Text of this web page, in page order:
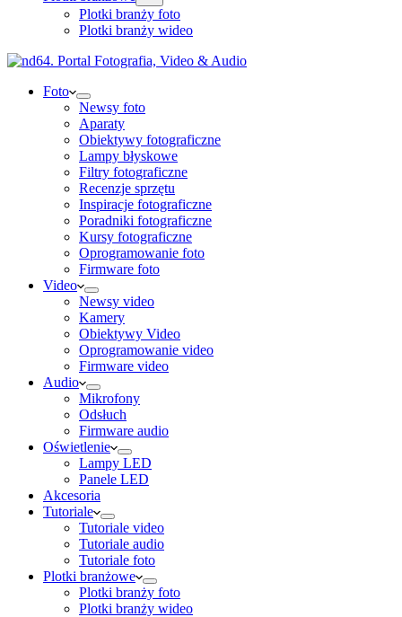
Plotki branży foto
Plotki branży wideo
Foto
Newsy foto
Aparaty
Obiektywy fotograficzne
Lampy błyskowe
Filtry fotograficzne
Recenzje sprzętu
Inspiracje fotograficzne
Poradniki fotograficzne
Kursy fotograficzne
Oprogramowanie foto
Firmware foto
Video
Newsy video
Kamery
Obiektywy Video
Oprogramowanie video
Firmware video
Audio
Mikrofony
Odsłuch
Firmware audio
Oświetlenie
Lampy LED
Panele LED
Akcesoria
Tutoriale
Tutoriale video
Tutoriale audio
Tutoriale foto
Plotki branżowe
Plotki branży foto
Plotki branży wideo